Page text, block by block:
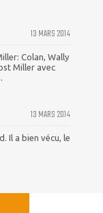
13 MARS 2014
Colan, Wally
Miller avec
13 MARS 2014
Il a bien vécu, le